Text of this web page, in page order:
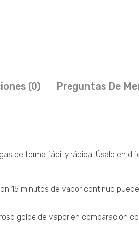
(0) Preguntas De
de forma fácil y rápida. Úsalo en
15 minutos de vapor continuo
golpe de vapor en comparación